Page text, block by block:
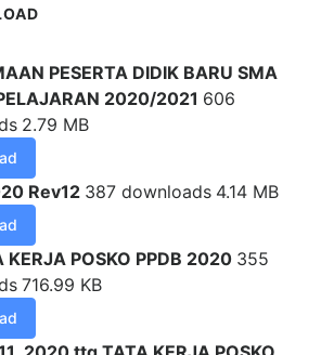
PESERTA DIDIK BARU SMA
2020/2021 606
2.79 MB
Rev12 387 downloads 4.14 MB
KERJA POSKO PPDB 2020 355
716.99 KB